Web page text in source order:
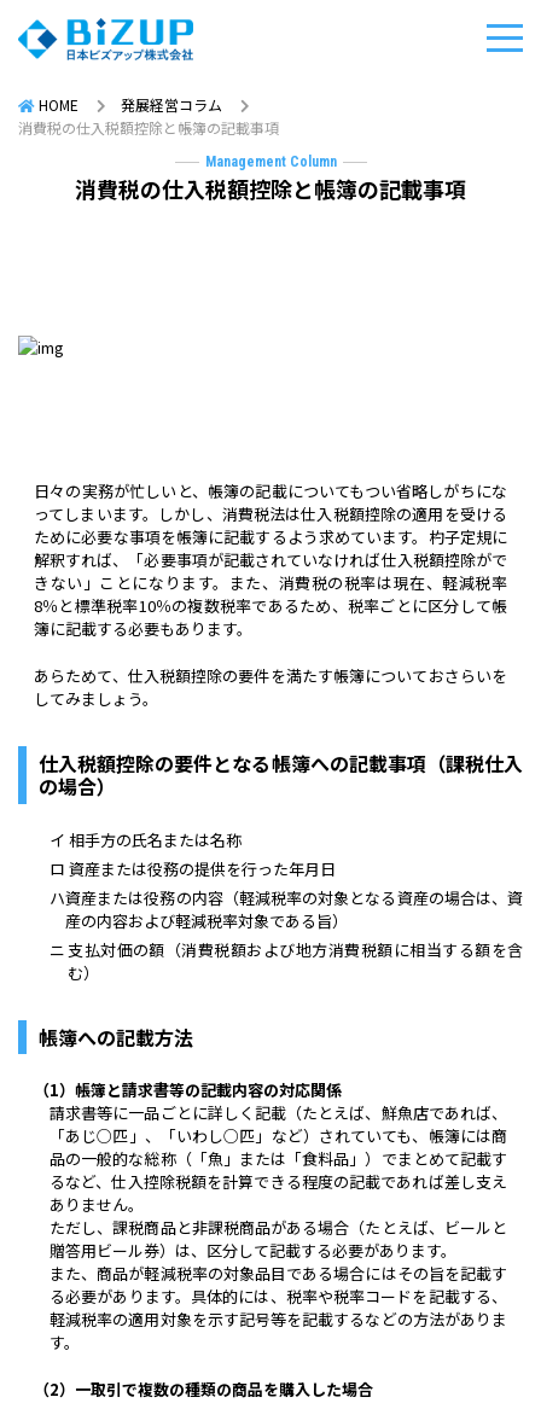
HOME
発展経営コラム
消費税の仕入税額控除と帳簿の記載事項
Management Column
消費税の仕入税額控除と帳簿の記載事項
日々の実務が忙しいと、帳簿の記載についてもつい省略しがちにな
ってしまいます。しかし、消費税法は仕入税額控除の適用を受ける
ために必要な事項を帳簿に記載するよう求めています。杓子定規に
解釈すれば、「必要事項が記載されていなければ仕入税額控除がで
きない」ことになります。また、消費税の税率は現在、軽減税率
8％と標準税率10％の複数税率であるため、税率ごとに区分して帳
簿に記載する必要もあります。
あらためて、仕入税額控除の要件を満たす帳簿についておさらいを
してみましょう。
仕入税額控除の要件となる帳簿への記載事項（課税仕入
の場合）
イ 相手方の氏名または名称
ロ 資産または役務の提供を行った年月日
ハ資産または役務の内容（軽減税率の対象となる資産の場合は、資
産の内容および軽減税率対象である旨）
ニ 支払対価の額（消費税額および地方消費税額に相当する額を含
む）
帳簿への記載方法
（1）帳簿と請求書等の記載内容の対応関係
請求書等に一品ごとに詳しく記載（たとえば、鮮魚店であれば、
「あじ○匹」、「いわし○匹」など）されていても、帳簿には商
品の一般的な総称（「魚」または「食料品」）でまとめて記載す
るなど、仕入控除税額を計算できる程度の記載であれば差し支え
ありません。
ただし、課税商品と非課税商品がある場合（たとえば、ビールと
贈答用ビール券）は、区分して記載する必要があります。
また、商品が軽減税率の対象品目である場合にはその旨を記載す
る必要があります。具体的には、税率や税率コードを記載する、
軽減税率の適用対象を示す記号等を記載するなどの方法がありま
す。
（2）一取引で複数の種類の商品を購入した場合